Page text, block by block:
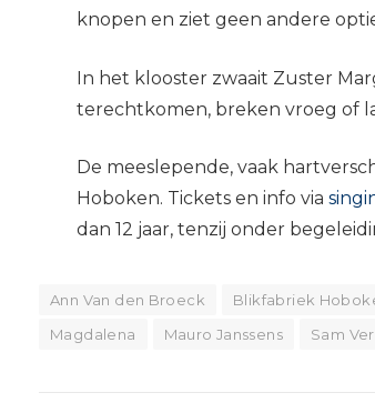
knopen en ziet geen andere
In het klooster zwaait Zuster
terechtkomen, breken vroeg of
De meeslepende, vaak
Hoboken. Tickets en info via
dan 12 jaar, tenzij onder
Ann Van den Broeck Blikfabriek
Magdalena
Mauro Janssens Sam